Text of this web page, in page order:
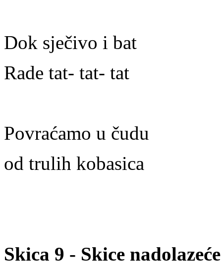
Dok sječivo i bat
Rade tat- tat- tat
Povraćamo u čudu
od trulih kobasica
Skica 9 - Skice